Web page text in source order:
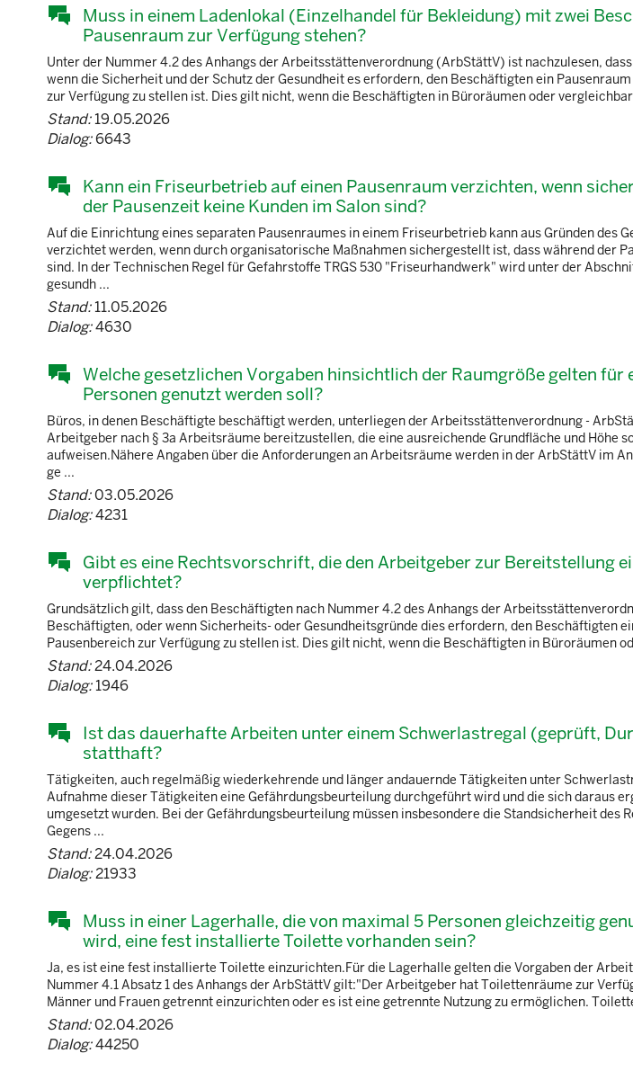
Muss in einem Ladenlokal (Einzelhandel für Bekleidung) mit zwei
Pausenraum zur Verfügung stehen?
Unter der Nummer 4.2 des Anhangs der Arbeitsstättenverordnung (ArbStättV) ist nachzulesen,
wenn die Sicherheit und der Schutz der Gesundheit es erfordern, den Beschäftigten ein
zur Verfügung zu stellen ist. Dies gilt nicht, wenn die Beschäftigten in Büroräumen oder
Stand:19.05.2026
Dialog:6643
Kann ein Friseurbetrieb auf einen Pausenraum verzichten, wenn
der Pausenzeit keine Kunden im Salon sind?
Auf die Einrichtung eines separaten Pausenraumes in einem Friseurbetrieb kann aus Gründen des
verzichtet werden, wenn durch organisatorische Maßnahmen sichergestellt ist, dass während der
sind. In der Technischen Regel für Gefahrstoffe TRGS 530 "Friseurhandwerk" wird unter der
gesundh ...
Stand:11.05.2026
Dialog:4630
Welche gesetzlichen Vorgaben hinsichtlich der Raumgröße gelten für
Personen genutzt werden soll?
Büros, in denen Beschäftigte beschäftigt werden, unterliegen der Arbeitsstättenverordnung -
Arbeitgeber nach § 3a Arbeitsräume bereitzustellen, die eine ausreichende Grundfläche und Höhe
aufweisen.Nähere Angaben über die Anforderungen an Arbeitsräume werden in der ArbStättV im
ge ...
Stand:03.05.2026
Dialog:4231
Gibt es eine Rechtsvorschrift, die den Arbeitgeber zur Bereitstellung
verpflichtet?
Grundsätzlich gilt, dass den Beschäftigten nach Nummer 4.2 des Anhangs der
Beschäftigten, oder wenn Sicherheits- oder Gesundheitsgründe dies erfordern, den Beschäftigten
Pausenbereich zur Verfügung zu stellen ist. Dies gilt nicht, wenn die Beschäftigten in Büroräumen
Stand:24.04.2026
Dialog:1946
Ist das dauerhafte Arbeiten unter einem Schwerlastregal (geprüft,
statthaft?
Tätigkeiten, auch regelmäßig wiederkehrende und länger andauernde Tätigkeiten unter
Aufnahme dieser Tätigkeiten eine Gefährdungsbeurteilung durchgeführt wird und die sich daraus
umgesetzt wurden. Bei der Gefährdungsbeurteilung müssen insbesondere die Standsicherheit des
Gegens ...
Stand:24.04.2026
Dialog:21933
Muss in einer Lagerhalle, die von maximal 5 Personen gleichzeitig
wird, eine fest installierte Toilette vorhanden sein?
Ja, es ist eine fest installierte Toilette einzurichten.Für die Lagerhalle gelten die Vorgaben der
Nummer 4.1 Absatz 1 des Anhangs der ArbStättV gilt:"Der Arbeitgeber hat Toilettenräume zur
Männer und Frauen getrennt einzurichten oder es ist eine getrennte Nutzung zu ermöglichen.
Stand:02.04.2026
Dialog:44250